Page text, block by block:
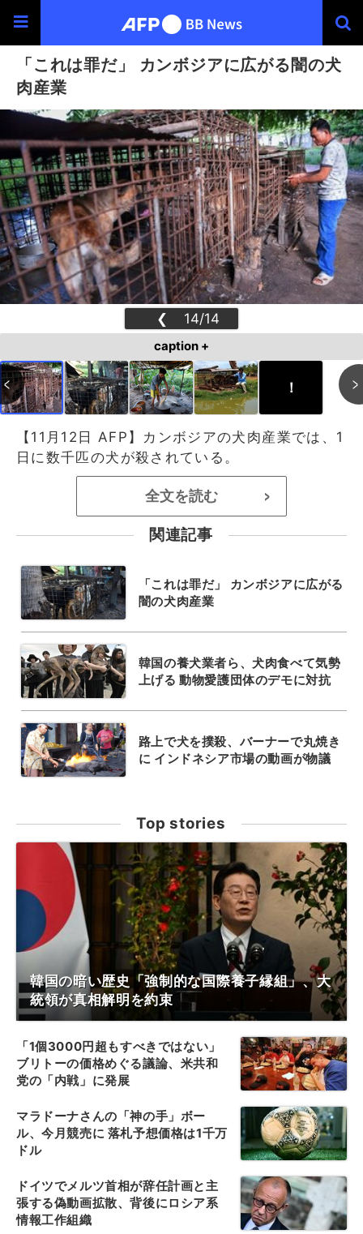
「これは罪だ」 カンボジアに広がる闇の犬
肉産業
❮
14/14
❯
caption +
！
【11月12日 AFP】カンボジアの犬肉産業では、1
日に数千匹の犬が殺されている。
全文を読む >
関連記事
「これは罪だ」 カンボジアに広がる
闇の犬肉産業
韓国の養犬業者ら、犬肉食べて気勢
上げる 動物愛護団体のデモに対抗
路上で犬を撲殺、バーナーで丸焼き
に インドネシア市場の動画が物議
Top stories
韓国の暗い歴史「強制的な国際養子縁組」、大
統領が真相解明を約束
「1個3000円超もすべきではない」
ブリトーの価格めぐる議論、米共和
党の「内戦」に発展
マラドーナさんの「神の手」ボー
ル、今月競売に 落札予想価格は1千万
ドル
ドイツでメルツ首相が辞任計画と主
張する偽動画拡散、背後にロシア系
情報工作組織